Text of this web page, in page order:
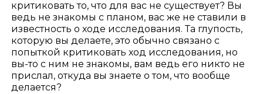
критиковать то, что для вас не существует? Вы
ведь не знакомы с планом, вас же не ставили в
известность о ходе исследования. Та глупость,
которую вы делаете, это обычно связано с
попыткой критиковать ход исследования, но
вы-то с ним не знакомы, вам ведь его никто не
прислал, откуда вы знаете о том, что вообще
делается?